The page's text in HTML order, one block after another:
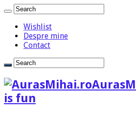
Wishlist
Despre mine
Contact
is fun